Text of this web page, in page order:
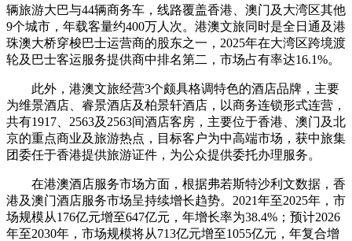
辆旅游大巴与44辆商务车，线路覆盖香港、澳门及大湾区其他
9个城市，年载客量约400万人次。港澳文旅同时是全日通及港
珠澳大桥穿梭巴士运营商的股东之一，2025年在大湾区跨境渡
轮及巴士客运服务提供商中排名第二，市场占有率达16.1%。
此外，港澳文旅经营3个颇具格调特色的酒店品牌，主要
为维景酒店、睿景酒店及柏景轩酒店，以商务连锁形式连营，
共有1917、2563及2563间酒店客房，主要位于香港、澳门及北
京的重点商业及旅游热点，目标客户为中高端市场，获中旅集
团委任于香港提供旅游证件，为公众提供委托办理服务。
在港澳酒店服务市场方面，根据弗若斯特沙利文数据，香
港及澳门酒店服务市场呈持续增长趋势。2021年至2025年，市
场规模从176亿元增至647亿元，年增长率为38.4%；预计2026
年至2030年，市场规模将从713亿元增至1055亿元，年复合增